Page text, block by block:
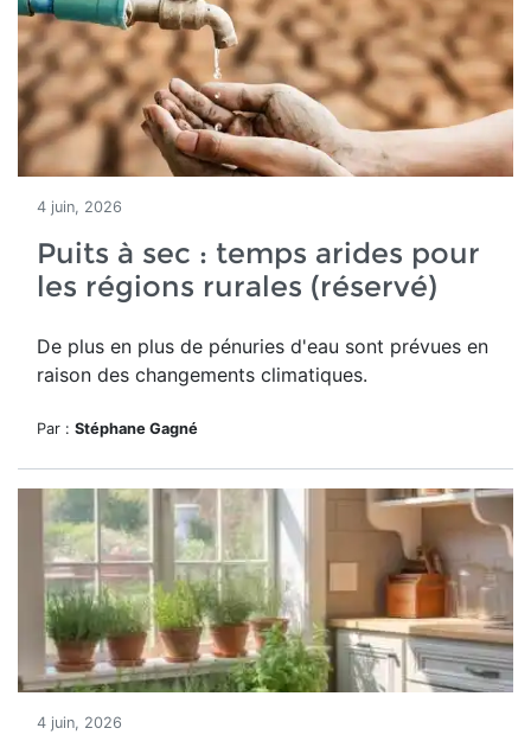
4 juin, 2026
Puits à sec : temps arides pour
les régions rurales (réservé)
De plus en plus de pénuries d'eau sont prévues en
raison des changements climatiques.
Par : Stéphane Gagné
4 juin, 2026